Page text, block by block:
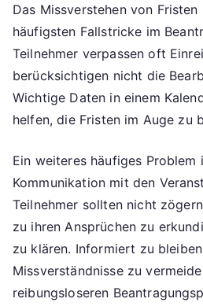
Das Missverstehen von
häufigsten Fallstricke im
Teilnehmer verpassen oft
berücksichtigen nicht die
Wichtige Daten in einem
helfen, die Fristen im Auge zu
Ein weiteres häufiges Problem
Kommunikation mit den
Teilnehmer sollten nicht
zu ihren Ansprüchen zu
zu klären. Informiert zu
Missverständnisse zu
reibungsloseren